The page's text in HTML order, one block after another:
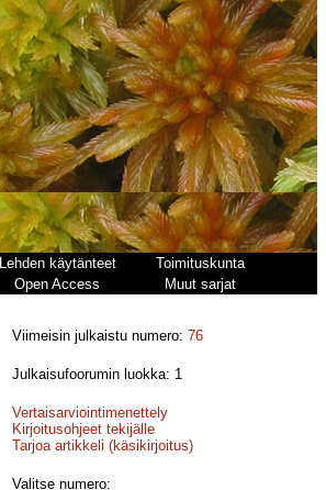
Lehden käytänteet
Toimituskunta
Open Access Muut sarjat
Viimeisin julkaistu numero:76
Julkaisufoorumin luokka: 1
Vertaisarviointimenettely
Kirjoitusohjeet tekijälle
Tarjoa artikkeli (käsikirjoitus)
Valitse numero: